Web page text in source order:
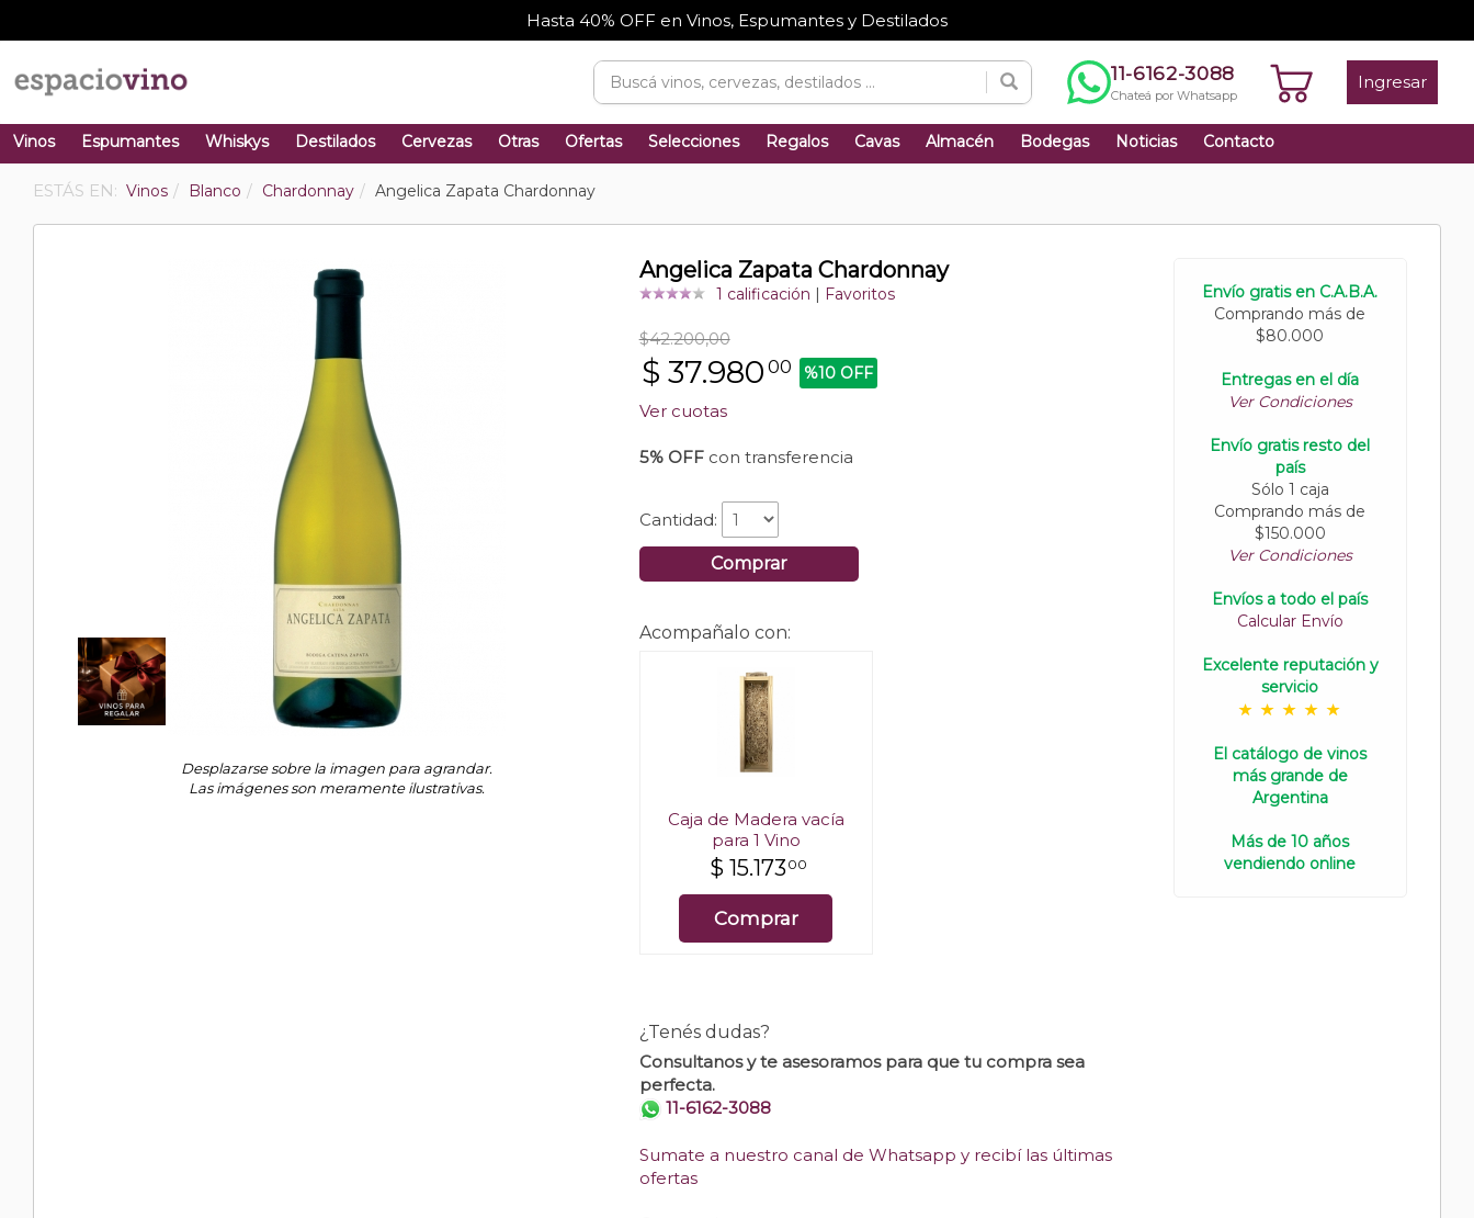
Hasta 40% OFF en Vinos, Espumantes y Destilados
11-6162-3088
Chateá por Whatsapp
Ingresar
Vinos Espumantes Whiskys Destilados Cervezas Otras Ofertas Selecciones Regalos Cavas Almacén Bodegas Noticias Contacto
ESTÁS EN: Vinos Blanco Chardonnay Angelica Zapata Chardonnay
Desplazarse sobre la imagen para agrandar.
Las imágenes son meramente ilustrativas.
Angelica Zapata Chardonnay
1 calificación Favoritos
$42.200,00
$ 37.980 00 %10 OFF
Ver cuotas
5% OFFcon transferencia
Cantidad:
Comprar
Acompañalo con:
Caja de Madera vacía
para 1 Vino
$ 15.173 00
Comprar
¿Tenés dudas?
Consultanos y te asesoramos para que tu compra sea
perfecta.
11-6162-3088
Sumate a nuestro canal de Whatsapp y recibí las últimas
ofertas
Envío gratis en C.A.B.A.
Comprando más de
$80.000
Entregas en el día
Ver Condiciones
Envío gratis resto del
país
Sólo 1 caja
Comprando más de
$150.000
Ver Condiciones
Envíos a todo el país
Calcular Envío
Excelente reputación y
servicio
El catálogo de vinos
más grande de
Argentina
Más de 10 años
vendiendo online